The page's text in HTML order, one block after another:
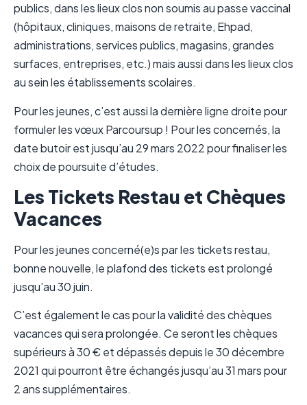
publics, dans les lieux clos non soumis au passe vaccinal
(hôpitaux, cliniques, maisons de retraite, Ehpad,
administrations, services publics, magasins, grandes
surfaces, entreprises, etc.) mais aussi dans les lieux clos
au sein les établissements scolaires.
Pour les jeunes, c’est aussi la dernière ligne droite pour
formuler les vœux Parcoursup ! Pour les concernés, la
date butoir est jusqu’au 29 mars 2022 pour finaliser les
choix de poursuite d’études.
Les Tickets Restau et Chèques
Vacances
Pour les jeunes concerné(e)s par les tickets restau,
bonne nouvelle, le plafond des tickets est prolongé
jusqu’au 30 juin.
C’est également le cas pour la validité des chèques
vacances qui sera prolongée. Ce seront les chèques
supérieurs à 30 € et dépassés depuis le 30 décembre
2021 qui pourront être échangés jusqu’au 31 mars pour
2 ans supplémentaires.